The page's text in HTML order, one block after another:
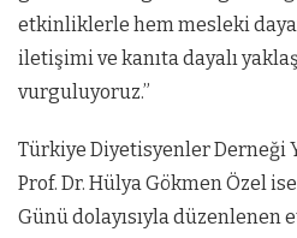
etkinliklerle hem mesleki
iletişimi ve kanıta dayalı
vurguluyoruz.”
Türkiye Diyetisyenler Derneği
Prof. Dr. Hülya Gökmen Özel
Günü dolayısıyla düzenlenen